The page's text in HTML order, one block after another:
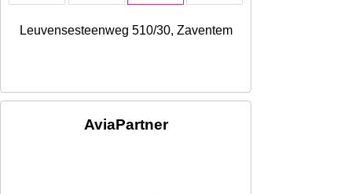
Leuvensesteenweg 510/30, Zaventem
AviaPartner